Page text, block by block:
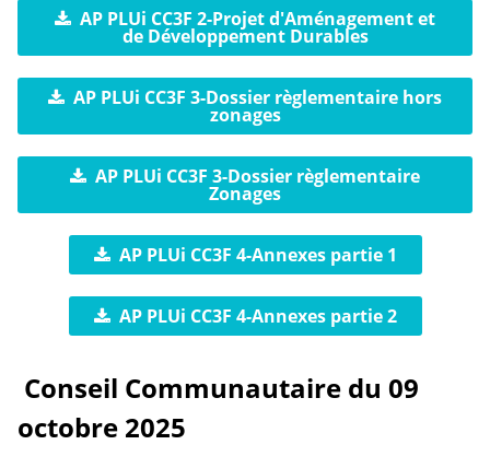
AP PLUi CC3F 2-Projet d'Aménagement et
de Développement Durables
AP PLUi CC3F 3-Dossier règlementaire hors
zonages
AP PLUi CC3F 3-Dossier règlementaire
Zonages
AP PLUi CC3F 4-Annexes partie 1
AP PLUi CC3F 4-Annexes partie 2
Conseil Communautaire du 09
octobre 2025